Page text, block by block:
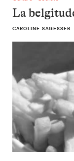
La
CAROLINE SÄGESSER